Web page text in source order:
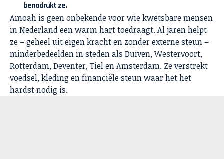
benadrukt ze.
Amoah is geen onbekende voor wie kwetsbare mensen
in Nederland een warm hart toedraagt. Al jaren helpt
ze – geheel uit eigen kracht en zonder externe steun –
minderbedeelden in steden als Duiven, Westervoort,
Rotterdam, Deventer, Tiel en Amsterdam. Ze verstrekt
voedsel, kleding en financiële steun waar het het
hardst nodig is.